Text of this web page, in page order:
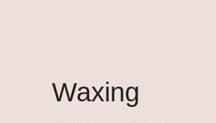
Waxing